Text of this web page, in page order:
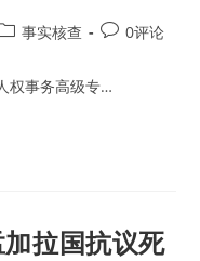
事实核查
Post0评论
权事务高级专…
拉国抗议死